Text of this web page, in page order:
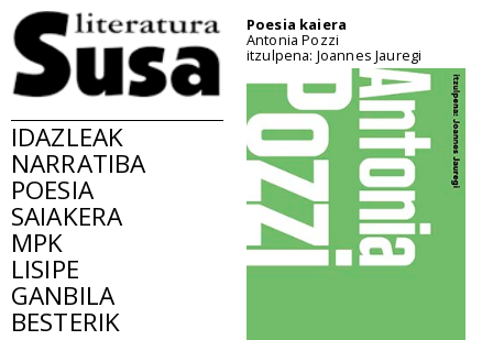
IDAZLEAK
NARRATIBA
POESIA
SAIAKERA
MPK
LISIPE
GANBILA
BESTERIK
Poesia kaiera
Antonia Pozzi
itzulpena: Joannes Jauregi